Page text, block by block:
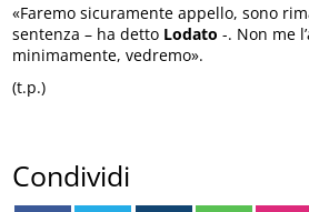
«Faremo sicuramente appello, sono
sentenza – ha detto Lodato -. Non me
minimamente, vedremo».
(t.p.)
Condividi